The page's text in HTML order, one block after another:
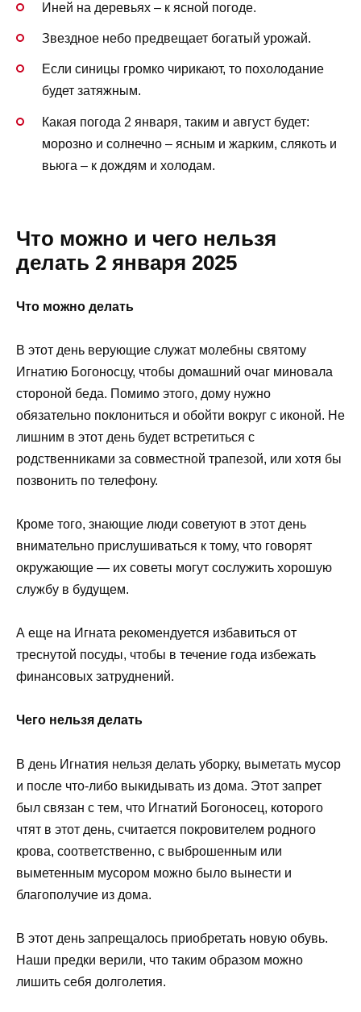
Иней на деревьях – к ясной погоде.
Звездное небо предвещает богатый урожай.
Если синицы громко чирикают, то похолодание
будет затяжным.
Какая погода 2 января, таким и август будет:
морозно и солнечно – ясным и жарким, слякоть и
вьюга – к дождям и холодам.
Что можно и чего нельзя
делать 2 января 2025
Что можно делать
В этот день верующие служат молебны святому
Игнатию Богоносцу, чтобы домашний очаг миновала
стороной беда. Помимо этого, дому нужно
обязательно поклониться и обойти вокруг с иконой. Не
лишним в этот день будет встретиться с
родственниками за совместной трапезой, или хотя бы
позвонить по телефону.
Кроме того, знающие люди советуют в этот день
внимательно прислушиваться к тому, что говорят
окружающие — их советы могут сослужить хорошую
службу в будущем.
А еще на Игната рекомендуется избавиться от
треснутой посуды, чтобы в течение года избежать
финансовых затруднений.
Чего нельзя делать
В день Игнатия нельзя делать уборку, выметать мусор
и после что-либо выкидывать из дома. Этот запрет
был связан с тем, что Игнатий Богоносец, которого
чтят в этот день, считается покровителем родного
крова, соответственно, с выброшенным или
выметенным мусором можно было вынести и
благополучие из дома.
В этот день запрещалось приобретать новую обувь.
Наши предки верили, что таким образом можно
лишить себя долголетия.